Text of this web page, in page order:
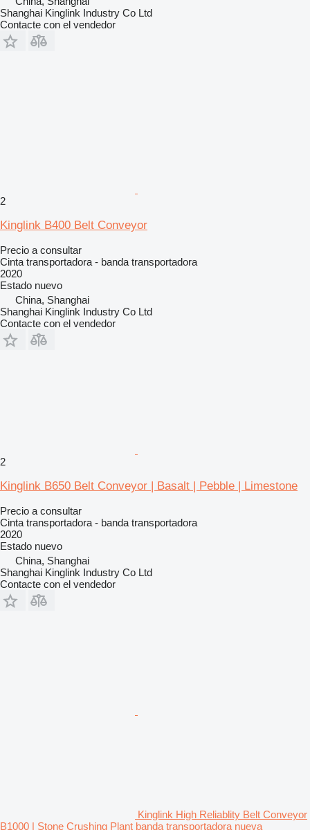
Shanghai Kinglink Industry Co Ltd
Contacte con el vendedor
2
Kinglink B400 Belt Conveyor
Precio a consultar
Cinta transportadora - banda transportadora
2020
Estado nuevo
China, Shanghai
Shanghai Kinglink Industry Co Ltd
Contacte con el vendedor
2
Kinglink B650 Belt Conveyor | Basalt | Pebble | Limestone
Precio a consultar
Cinta transportadora - banda transportadora
2020
Estado nuevo
China, Shanghai
Shanghai Kinglink Industry Co Ltd
Contacte con el vendedor
Kinglink High Reliablity Belt Conveyor
B1000 | Stone Crushing Plant banda transportadora nueva